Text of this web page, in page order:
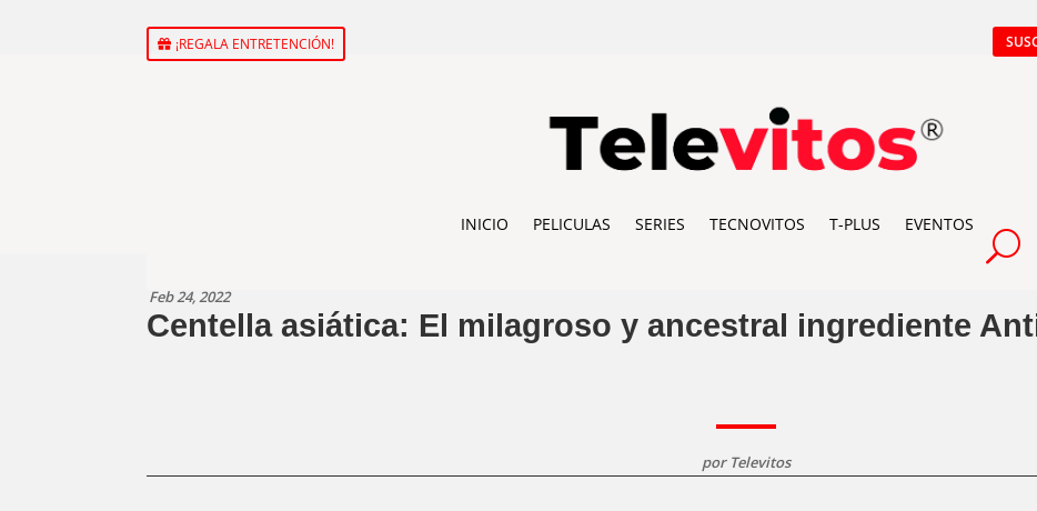
¡REGALA ENTRETENCIÓN!
INICIO PELICULAS SERIES TECNOVITOS T-PLUS EVENTOS
Feb 24, 2022
Centella asiática: El milagroso y ancestral ingrediente
por Televitos